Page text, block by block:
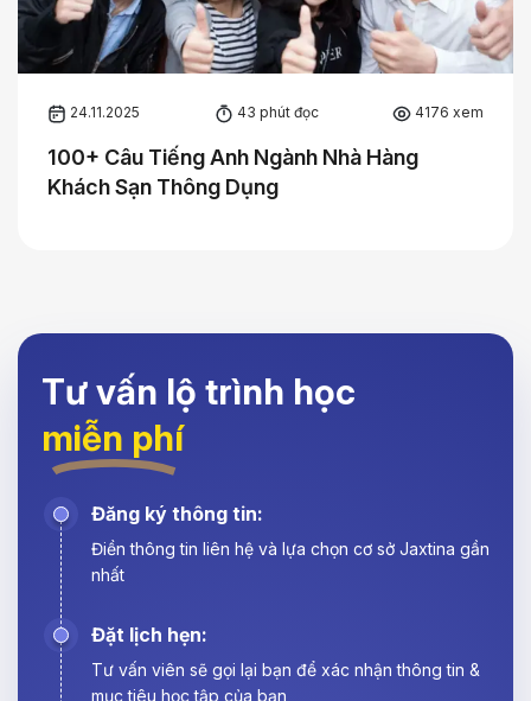
24.11.2025 43 phút đọc 4176 xem
100+ Câu Tiếng Anh Ngành Nhà Hàng
Khách Sạn Thông Dụng
Tư vấn lộ trình học
miễn phí
Đăng ký thông tin:
Điền thông tin liên hệ và lựa chọn cơ sở Jaxtina gần
nhất
Đặt lịch hẹn:
Tư vấn viên sẽ gọi lại bạn để xác nhận thông tin &
mục tiêu học tập của bạn